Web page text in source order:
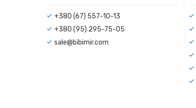
+380 (67) 557-10-13
+380 (95) 295-75-05
sale@bibimir.com